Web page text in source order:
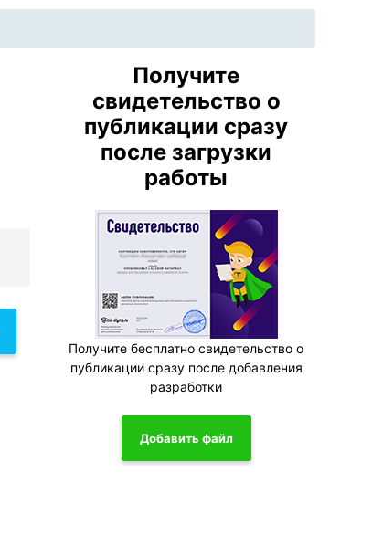
Получите
свидетельство о
публикации сразу
после загрузки
работы
Получите бесплатно свидетельство о
публикации сразу после добавления
разработки
Добавить файл